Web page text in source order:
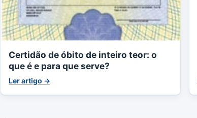
Certidão de óbito de inteiro teor: o
que é e para que serve?
Ler artigo →